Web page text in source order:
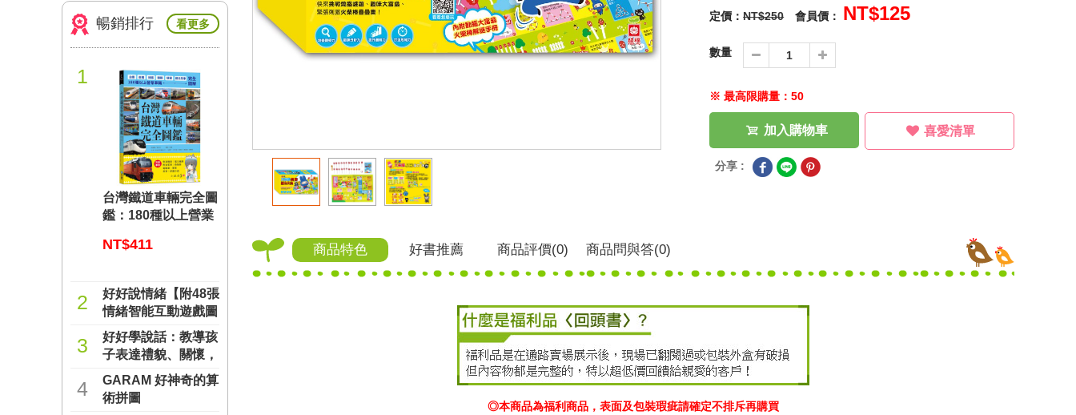
暢銷排行 看更多
1
台灣鐵道車輛完全圖
鑑：180種以上營業
NT$411
2
好好說情緒【附48張
情緒智能互動遊戲圖
卡】
NT$277
3
好好學說話：教導孩
子表達禮貌、關懷，
避免衝突的溝通方法
（附18張好人緣互動
遊戲圖卡）
NT$237
4
GARAM 好神奇的算
術拼圖
定價：NT$250 會員價： NT$125
數量
※ 最高限購量：50
加入購物車 喜愛清單
分享 :
商品特色 好書推薦 商品評價(0) 商品問與答(0)
◎本商品為福利商品，表面及包裝瑕疵請確定不排斥再購買